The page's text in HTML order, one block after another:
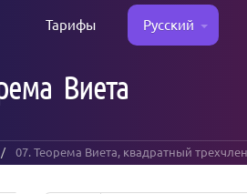
Тарифы Русский
Виета
07. Теорема Виета, квадратный трехчлен